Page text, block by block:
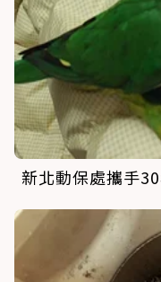
新北動保處攜手